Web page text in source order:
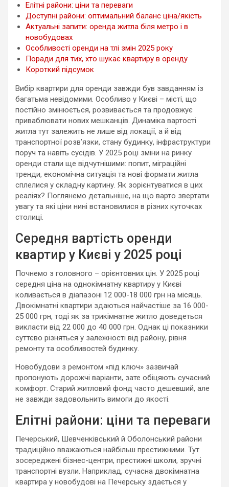
Елітні райони: ціни та переваги
Доступні райони: оптимальний баланс ціна/якість
Актуальні запити: оренда житла біля метро і в
новобудовах
Особливості оренди на тлі змін 2025 року
Поради для тих, хто шукає квартиру в оренду
Короткий підсумок
Вибір квартири для оренди завжди був завданням із
багатьма невідомими. Особливо у Києві – місті, що
постійно змінюється, розвивається та продовжує
приваблювати нових мешканців. Динаміка вартості
житла тут залежить не лише від локації, а й від
транспортної розв’язки, стану будинку, інфраструктури
поруч та навіть сусідів. У 2025 році зміни на ринку
оренди стали ще відчутнішими: попит, міграційні
тренди, економічна ситуація та нові формати житла
сплелися у складну картину. Як зорієнтуватися в цих
реаліях? Поглянемо детальніше, на що варто звертати
увагу та які ціни нині встановилися в різних куточках
столиці.
Середня вартість оренди
квартир у Києві у 2025 році
Почнемо з головного – орієнтовних цін. У 2025 році
середня ціна на однокімнатну квартиру у Києві
коливається в діапазоні 12 000-18 000 грн на місяць.
Двокімнатні квартири здаються найчастіше за 16 000-
25 000 грн, тоді як за трикімнатне житло доведеться
викласти від 22 000 до 40 000 грн. Однак ці показники
суттєво різняться у залежності від району, рівня
ремонту та особливостей будинку.
Новобудови з ремонтом «під ключ» зазвичай
пропонують дорожчі варіанти, зате обіцяють сучасний
комфорт. Старий житловий фонд часто дешевший, але
не завжди задовольнить вимоги до якості.
Елітні райони: ціни та переваги
Печерський, Шевченківський й Оболонський райони
традиційно вважаються найбільш престижними. Тут
зосереджені бізнес-центри, престижні школи, зручні
транспортні вузли. Наприклад, сучасна двокімнатна
квартира у новобудові на Печерську здається у